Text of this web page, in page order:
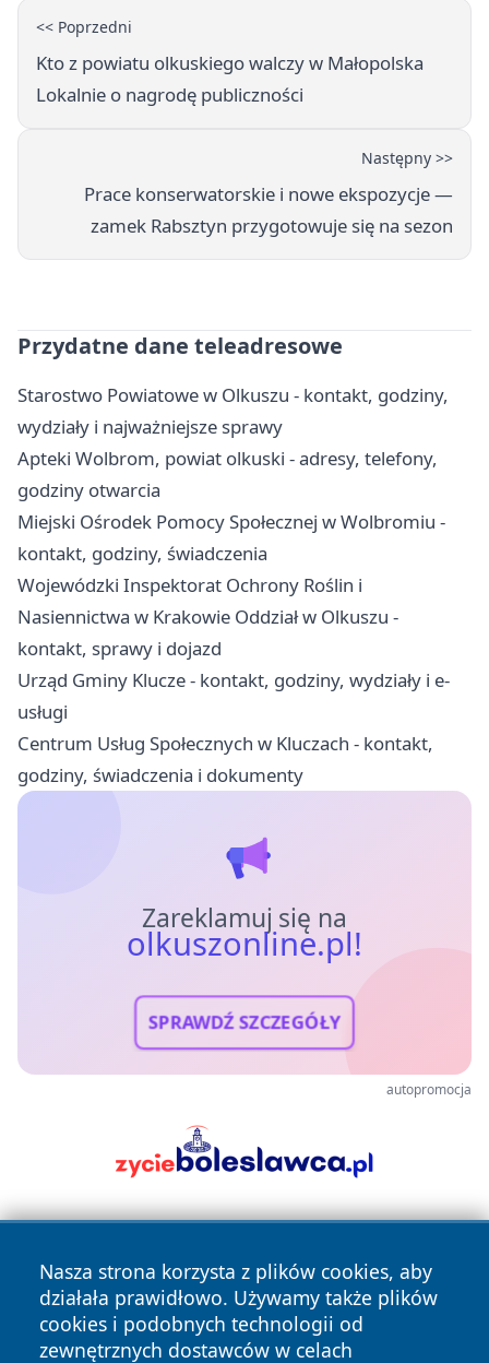
<< Poprzedni
Kto z powiatu olkuskiego walczy w Małopolska
Lokalnie o nagrodę publiczności
Następny >>
Prace konserwatorskie i nowe ekspozycje —
zamek Rabsztyn przygotowuje się na sezon
Przydatne dane teleadresowe
Starostwo Powiatowe w Olkuszu - kontakt, godziny,
wydziały i najważniejsze sprawy
Apteki Wolbrom, powiat olkuski - adresy, telefony,
godziny otwarcia
Miejski Ośrodek Pomocy Społecznej w Wolbromiu -
kontakt, godziny, świadczenia
Wojewódzki Inspektorat Ochrony Roślin i
Nasiennictwa w Krakowie Oddział w Olkuszu -
kontakt, sprawy i dojazd
Urząd Gminy Klucze - kontakt, godziny, wydziały i e-
usługi
Centrum Usług Społecznych w Kluczach - kontakt,
godziny, świadczenia i dokumenty
Zareklamuj się na
olkuszonline.pl!
SPRAWDŹ SZCZEGÓŁY
autopromocja
Nasza strona korzysta z plików cookies, aby
działała prawidłowo. Używamy także plików
cookies i podobnych technologii od
zewnętrznych dostawców w celach
Copyright © 2026 olkuszonline.pl Wszystkie prawa